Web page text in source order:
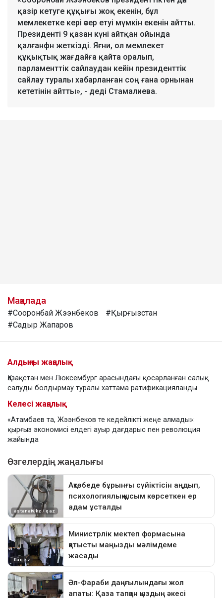
қазір кетуге құқығы жоқ екенін, бұл
мемлекетке кері әсер етуі мүмкін екенін айтты.
Президенті 9 қазан күні айтқан ойында
қалғанфн жеткізді. Яғни, ол мемлекет
құқықтық жағдайға қайта оралып,
парламенттік сайлаудан кейін президенттік
сайлау туралы хабарланған соң ғана орнынан
кететінін айтты», - деді Стамалиева.
Мақалада
#Сооронбай Жээнбеков
#Қырғызстан
#Садыр Жапаров
Алдыңғы жаңалық
Қазақстан мен Люксембург арасындағы қосарланған салық
салуды болдырмау туралы хаттама ратификацияланды
Келесі жаңалық
«Атамбаев та, Жээнбеков те кедейлікті жеңе алмады»:
қырғыз экономисі елдегі ауыр дағдарыс пен революция
жайында